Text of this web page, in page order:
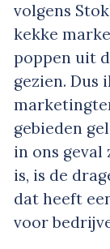
volgens
kekke
poppen uit
gezien. Dus
gebieden
in ons
is, is de
dat heeft
voor